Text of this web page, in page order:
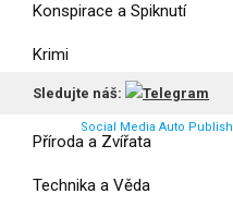
Konspirace a Spiknutí
Krimi
Myšlení
Příroda a Zvířata
Technika a Věda
Sledujte náš:
Social Media Auto Publish